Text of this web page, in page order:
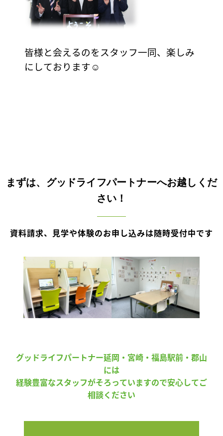
皆様と会えるのをスタッフ一同、楽しみ
にしております☺
まずは、グッドライフパートナーへお越しくだ
さい！
資料請求、見学や体験のお申し込みは随時受付中です
グッドライフパートナー延岡・宮崎・福島駅前・郡山
には
経験豊富なスタッフがそろっていますので安心してご
相談ください